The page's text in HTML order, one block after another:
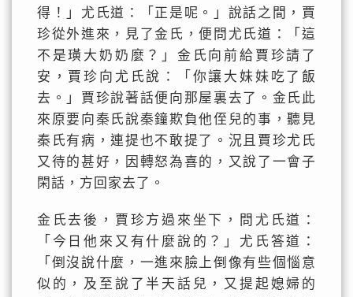
得！」尤氏道：「正是呢。」說話之間，賈
珍從外進來，見了金氏，便問尤氏道：「這
不是璜大奶奶麼？」金氏向前給賈珍請了
安，賈珍向尤氏說：「你讓大妹妹吃了飯
去。」賈珍說著話便向那屋裏去了。金氏此
來原要向秦氏說秦鐘欺負他侄兒的事，聽見
秦氏有病，連提也不敢提了。況且賈珍尤氏
又待的甚好，因轉怒為喜的，又說了一會子
閑話，方回家去了。
金氏去後，賈珍方過來坐下，問尤氏道：
「今日他來又有什麼說的？」尤氏答道：
「倒沒說什麼，一進來臉上倒像有些個惱意
似的，及至說了半天話兒，又提起媳婦的